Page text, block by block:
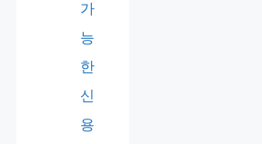
가
능
한
신
용